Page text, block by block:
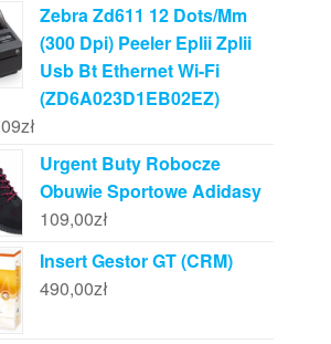
Zebra Zd611 12 Dots/Mm
(300 Dpi) Peeler Eplii Zplii
Usb Bt Ethernet Wi-Fi
(ZD6A023D1EB02EZ)
zł
Urgent Buty Robocze
Obuwie Sportowe Adidasy
109,00zł
Insert Gestor GT (CRM)
490,00zł